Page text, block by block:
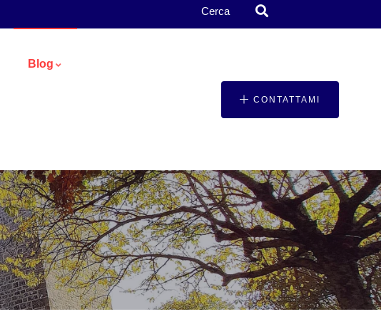
Cerca
Blog
CONTATTAMI